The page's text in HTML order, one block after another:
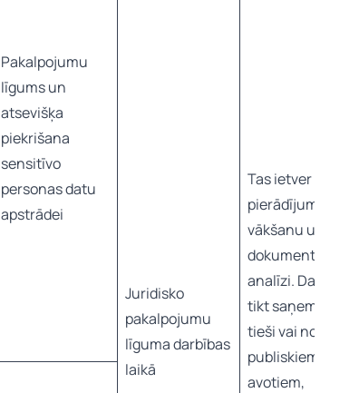
Juridisko
pakalpojumu
līguma darbības
laikā
Tas ietver
pierādījumu
vākšanu un
dokumentu
analīzi. Dati var
tikt saņemti
tieši vai no
publiskiem
avotiem,
Pakalpojumu
līgums un
atsevišķa
piekrišana
sensitīvo
personas datu
apstrādei